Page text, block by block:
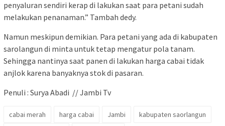
penyaluran sendiri kerap di lakukan saat para petani sudah
melakukan penanaman.” Tambah dedy.
Namun meskipun demikian. Para petani yang ada di kabupaten
sarolangun di minta untuk tetap mengatur pola tanam.
Sehingga nantinya saat panen di lakukan harga cabai tidak
anjlok karena banyaknya stok di pasaran.
Penuli : Surya Abadi // Jambi Tv
cabai merah harga cabai Jambi
kabupaten saorlangun